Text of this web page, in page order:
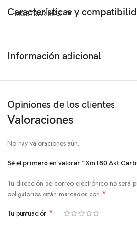
Características y
MOSTRAR MÁS
Información adicional
Opiniones de los clientes
Valoraciones
No hay valoraciones aún.
Sé el primero en valorar “Xm180 Akt
Tu dirección de correo electrónico no será
obligatorios están marcados con *
Tu puntuación *